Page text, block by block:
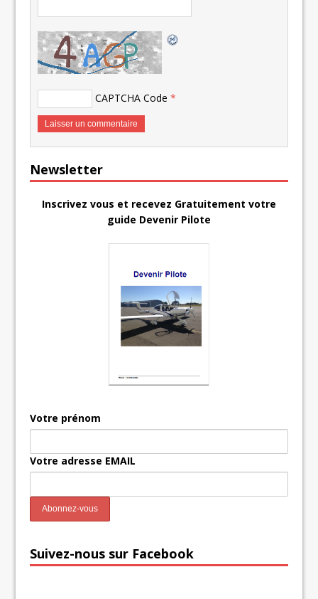
CAPTCHA Code *
Newsletter
Inscrivez vous et recevez Gratuitement votre
guide Devenir Pilote
Votre prénom
Votre adresse EMAIL
Suivez-nous sur Facebook